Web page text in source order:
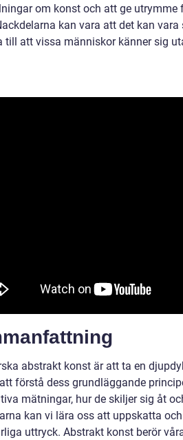
om konst och att ge utrymme
kan vara att det kan
till att vissa människor känner sig
abstrakt konst är att ta en
förstå dess grundläggande
mätningar, hur de skiljer sig åt
kan vi lära oss att uppskatta
uttryck. Abstrakt konst berör